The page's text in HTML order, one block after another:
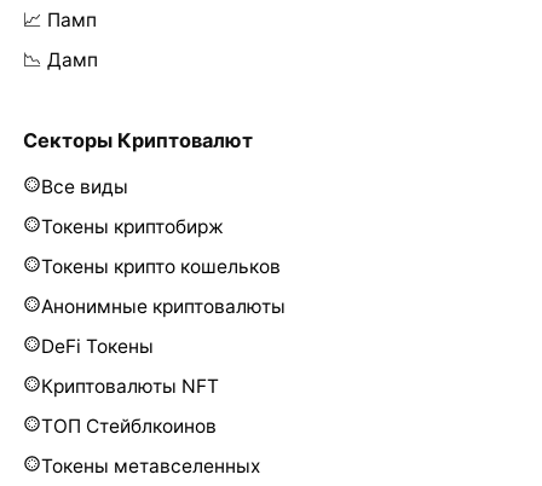
📈 Памп
📉 Дамп
Секторы Криптовалют
Все виды
Токены криптобирж
Токены крипто кошельков
Анонимные криптовалюты
DeFi Токены
Криптовалюты NFT
ТОП Стейблкоинов
Токены метавселенных